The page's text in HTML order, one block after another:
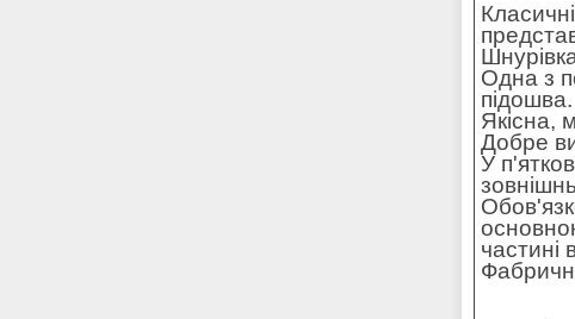
Одна з
підошва.
Якісна,
Добре
У
частині